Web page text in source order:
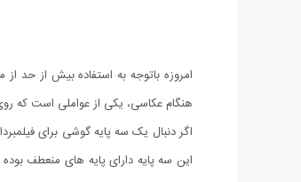
امروزه باتوجه به استفاده بیش از حد
هنگام عکاسی، یکی از عواملی است که